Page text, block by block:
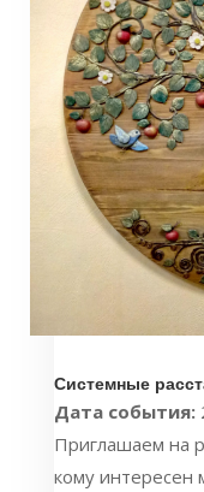
Системные
Дата события:
Приглашаем на
кому интересен